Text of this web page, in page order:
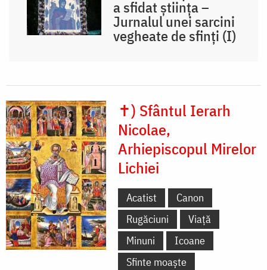
a sfidat știința –
Jurnalul unei sarcini
vegheate de sfinți (I)
✝) Sfântul Ierarh
Nicolae,
Arhiepiscopul Mirelor
Lichiei
Acatist
Canon
Rugăciuni
Viață
Minuni
Icoane
Sfinte moaște